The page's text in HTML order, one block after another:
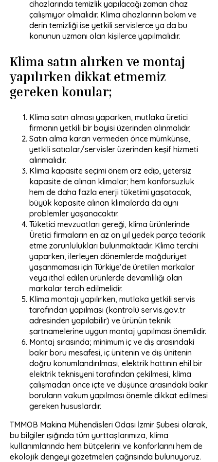
cihazlarında temizlik yapılacağı zaman cihaz
çalışmıyor olmalıdır. Klima cihazlarının bakım ve
derin temizliği ise yetkili servislerce ya da bu
konunun uzmanı olan kişilerce yapılmalıdır.
Klima satın alırken ve montaj
yapılırken dikkat etmemiz
gereken konular;
Klima satın alması yaparken, mutlaka üretici
firmanın yetkili bir bayisi üzerinden alınmalıdır.
Satın alma kararı vermeden önce mümkünse,
yetkili satıcılar/servisler üzerinden keşif hizmeti
alınmalıdır.
Klima kapasite seçimi önem arz edip, yetersiz
kapasite de alınan klimalar; hem konforsuzluk
hem de daha fazla enerji tüketimi yaşatacak,
büyük kapasite alınan klimalarda da aynı
problemler yaşanacaktır.
Tüketici mevzuatları gereği, klima ürünlerinde
Üretici firmaların en az on yıl yedek parça tedarik
etme zorunlulukları bulunmaktadır. Klima tercihi
yaparken, ilerleyen dönemlerde mağduriyet
yaşanmaması için Türkiye’de üretilen markalar
veya ithal edilen ürünlerde devamlılığı olan
markalar tercih edilmelidir.
⁠Klima montajı yapılırken, mutlaka yetkili servis
tarafından yapılması (kontrolü servis.gov.tr
adresinden yapılabilir) ve ürünün teknik
şartnamelerine uygun montaj yapılması önemlidir.
⁠Montaj sırasında; minimum iç ve dış arasındaki
bakır boru mesafesi, iç ünitenin ve dış ünitenin
doğru konumlandırılması, elektrik hattının ehil bir
elektrik teknisyeni tarafından çekilmesi, klima
çalışmadan önce içte ve düşünce arasındaki bakır
boruların vakum yapılması önemle dikkat edilmesi
gereken hususlardır.
TMMOB Makina Mühendisleri Odası İzmir Şubesi olarak,
bu bilgiler ışığında tüm yurttaşlarımıza, klima
kullanımlarında hem bütçelerini ve konforlarını hem de
ekolojik dengeyi gözetmeleri çağrısında bulunuyoruz.